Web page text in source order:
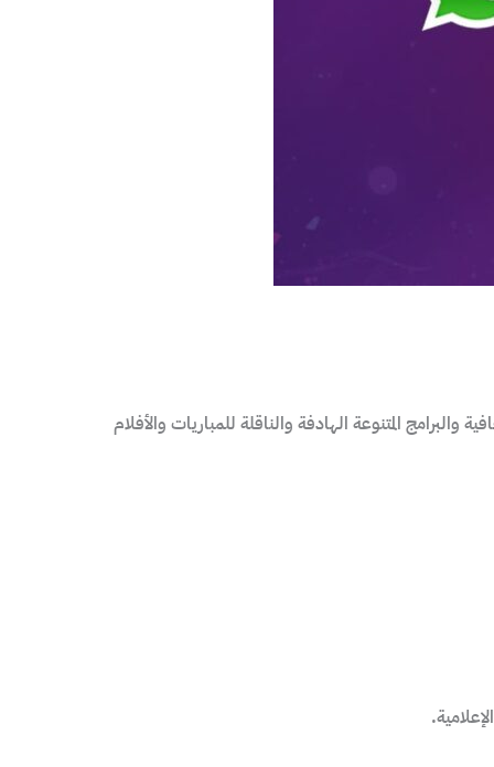
والثقافية والبرامج المتنوعة الهادفة والناقلة للمباريات والأفلام